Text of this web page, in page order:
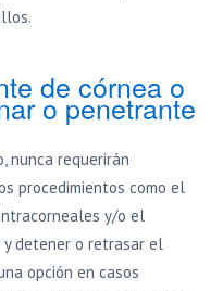
de córnea o
o penetrante
nunca requerirán
procedimientos como el
y/o el
detener o retrasar el
opción en casos